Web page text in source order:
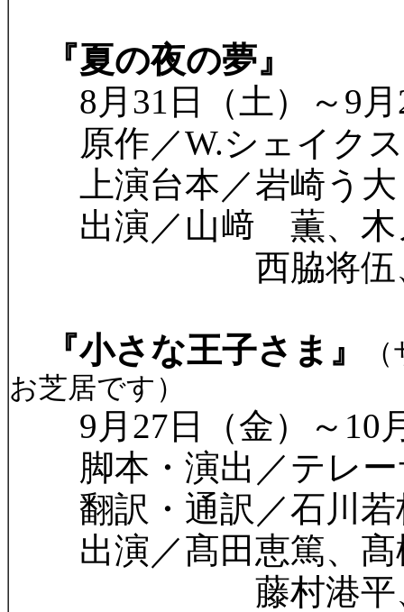
『夏の夜の夢』
8月31日（土）～9月
原作／W.シェイク
上演台本／岩崎う
出演／山﨑 薫、木
西脇将伍、坂
『小さな王子さま』
お芝居です）
9月27日（金）～10
脚本・演出／テレ
翻訳・通訳／石川
出演／髙田恵篤、髙
藤村港平、浅